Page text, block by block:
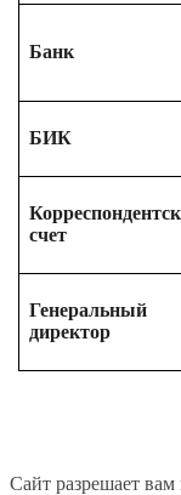
Банк
БИК
счет
Генеральный
директор
Сайт разрешает вам